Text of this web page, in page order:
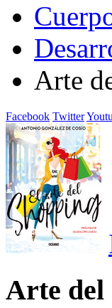
Arte
Facebook Twitter
Arte del